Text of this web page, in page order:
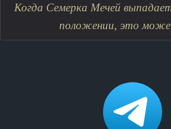
Когда Семерка Мечей
положении, это